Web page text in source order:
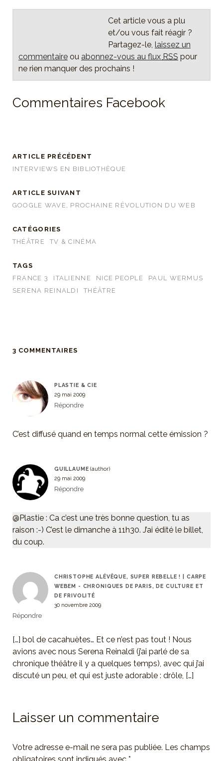
Cet article vous a plu
et/ou vous fait réagir ?
Partagez-le, laissez un
commentaireou abonnez-vous au flux RSS pour
ne rien manquer des prochains !
Commentaires Facebook
ARTICLE PRÉCÉDENT
INTERVIEWS EN BIBLIOTHÈQUE
ARTICLE SUIVANT
GOOGLE WAVE, PROCHAINE RÉVOLUTION DU WEB
CATÉGORIES
THÉÂTRE
TV & CINÉMA
TAGS
FRANCE 3
ITALIENNE NICE PEOPLE
PAUL WERMUS
SERENA REINALDI
THÉÂTRE
3 COMMENTAIRES
PLASTIE & CIE
29 mai 2009
Répondre
C’est diffusé quand en temps normal cette émission ?
GUILLAUME
29 mai 2009
Répondre
@Plastie : Ca c’est une très bonne question, tu as
raison :-) C’est le dimanche à 11h30. J’ai édité le billet,
du coup.
CHRISTOPHE ALÉVÊQUE, SUPER REBELLE ! | CARPE
WEBEM - CHRONIQUES DE PARIS, DE CULTURE ET
DE FRIVOLITÉ
30 novembre 2009
Répondre
[…] bol de cacahuètes… Et ce n’est pas tout ! Nous
avions avec nous Serena Reinaldi (j’ai parlé de sa
chronique théâtre il y a quelques temps), avec qui j’ai
discuté un peu, et qui est juste adorable : drôle, […]
Laisser un commentaire
Votre adresse e-mail ne sera pas publiée. Les champs